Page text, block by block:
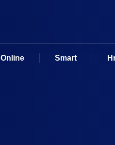
Online Smart